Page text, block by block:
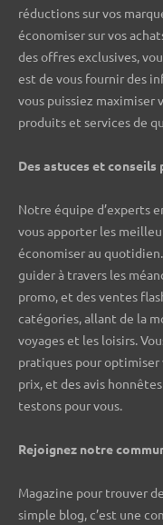
réductions sur vos
économiser sur vos
des offres exclusives,
est de vous fournir des
vous puissiez
produits et services de
Des astuces et
Notre équipe d’experts
vous apporter les
économiser au
guider à travers les
promo, et des ventes
catégories, allant de la
voyages et les loisirs.
pratiques pour optimiser
prix, et des avis
testons pour vous.
Rejoignez notre
Magazine pour trouver
simple blog, c’est une